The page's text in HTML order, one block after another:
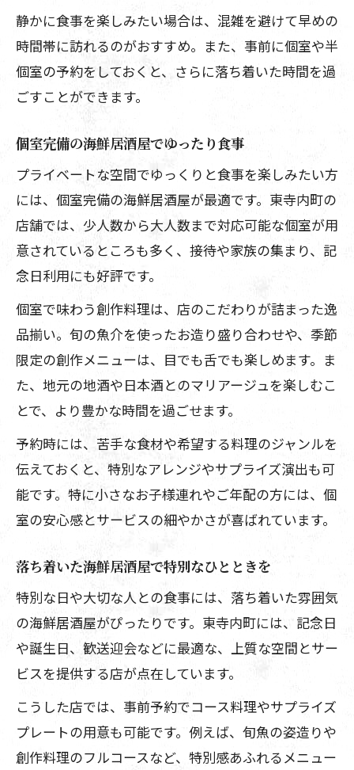
静かに食事を楽しみたい場合は、混雑を避けて早めの
時間帯に訪れるのがおすすめ。また、事前に個室や半
個室の予約をしておくと、さらに落ち着いた時間を過
ごすことができます。
個室完備の海鮮居酒屋でゆったり食事
プライベートな空間でゆっくりと食事を楽しみたい方
には、個室完備の海鮮居酒屋が最適です。東寺内町の
店舗では、少人数から大人数まで対応可能な個室が用
意されているところも多く、接待や家族の集まり、記
念日利用にも好評です。
個室で味わう創作料理は、店のこだわりが詰まった逸
品揃い。旬の魚介を使ったお造り盛り合わせや、季節
限定の創作メニューは、目でも舌でも楽しめます。ま
た、地元の地酒や日本酒とのマリアージュを楽しむこ
とで、より豊かな時間を過ごせます。
予約時には、苦手な食材や希望する料理のジャンルを
伝えておくと、特別なアレンジやサプライズ演出も可
能です。特に小さなお子様連れやご年配の方には、個
室の安心感とサービスの細やかさが喜ばれています。
落ち着いた海鮮居酒屋で特別なひとときを
特別な日や大切な人との食事には、落ち着いた雰囲気
の海鮮居酒屋がぴったりです。東寺内町には、記念日
や誕生日、歓送迎会などに最適な、上質な空間とサー
ビスを提供する店が点在しています。
こうした店では、事前予約でコース料理やサプライズ
プレートの用意も可能です。例えば、旬魚の姿造りや
創作料理のフルコースなど、特別感あふれるメニュー